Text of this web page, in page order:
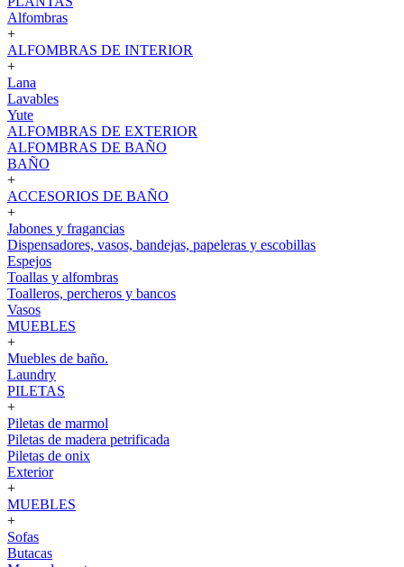
Alfombras
+
ALFOMBRAS DE INTERIOR
+
Lana
Lavables
Yute
ALFOMBRAS DE EXTERIOR
ALFOMBRAS DE BAÑO
BAÑO
+
ACCESORIOS DE BAÑO
+
Jabones y fragancias
Dispensadores, vasos, bandejas, papeleras y escobillas
Espejos
Toallas y alfombras
Toalleros, percheros y bancos
Vasos
MUEBLES
+
Muebles de baño.
Laundry
PILETAS
+
Piletas de marmol
Piletas de madera petrificada
Piletas de onix
Exterior
+
MUEBLES
+
Sofas
Butacas